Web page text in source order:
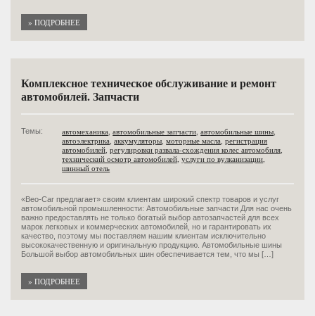
» ПОДРОБНЕЕ
Комплексное техническое обслуживание и ремонт
автомобилей. Запчасти
Темы: автомеханика,автомобильные запчасти,автомобильные шины,
автоэлектрика,аккумуляторы,моторные масла,регистрация
автомобилей,регулировки развала-схождения колес автомобиля,
технический осмотр автомобилей,услуги по вулканизации,
шинный отель
«Beo-Car предлагает» своим клиентам широкий спектр товаров и услуг
автомобильной промышленности: Автомобильные запчасти Для нас очень
важно предоставлять не только богатый выбор автозапчастей для всех
марок легковых и коммерческих автомобилей, но и гарантировать их
качество, поэтому мы поставляем нашим клиентам исключительно
высококачественную и оригинальную продукцию. Автомобильные шины
Большой выбор автомобильных шин обеспечивается тем, что мы […]
» ПОДРОБНЕЕ